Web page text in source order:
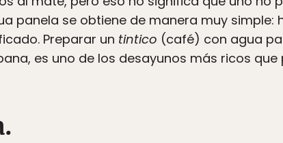
panela se obtiene de manera muy simple:
Preparar un tintico (café) con agua
es uno de los desayunos más ricos